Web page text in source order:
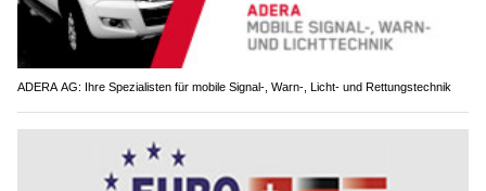
ADERA AG: Ihre Spezialisten für mobile Signal-, Warn-, Licht- und Rettungstechnik